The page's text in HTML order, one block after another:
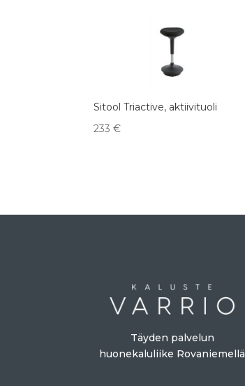
Sitool Triactive, aktiivituoli
233€
Täyden palvelun
huonekaluliike Rovaniemellä